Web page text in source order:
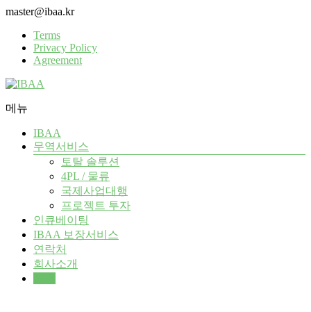
Skip
content
master@ibaa.kr
Terms
Privacy Policy
Agreement
IBAA
Global
Assurance
메뉴
IBAA
무역서비스
토탈 솔루션
4PL / 물류
국제사업대행
프로젝트 투자
인큐베이팅
IBAA 보장서비스
연락처
회사소개